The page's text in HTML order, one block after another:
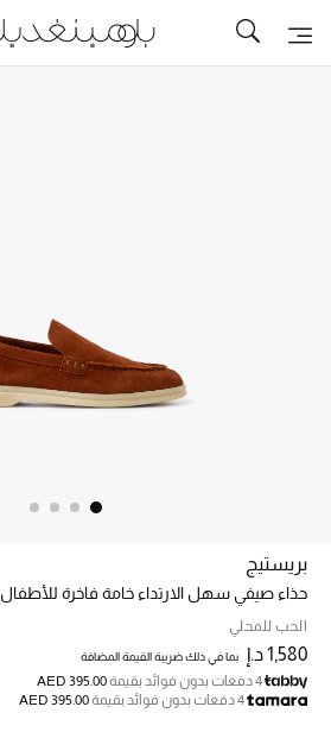
تخفيضات
خصم حتى 70%
تسوقوا الآن
ما وصلنا حديثاً
بريستيج
حذاء صيفي سهل الارتداء خامة فاخرة للأطفال
الحب للمحلي
1,580 د.إ بما في ذلك ضريبة القيمة المضافة
4 دفعات بدون فوائد بقيمة
AED 395.00
4 دفعات بدون فوائد بقيمة
AED 395.00